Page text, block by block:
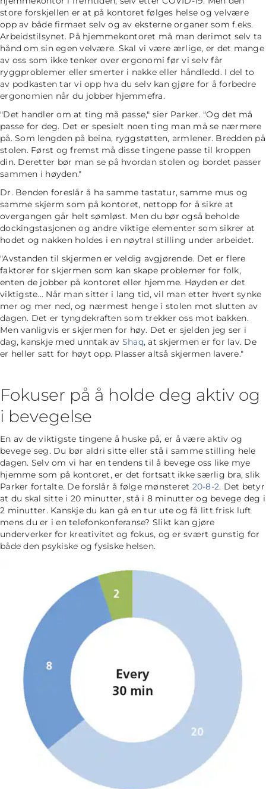
store forskjellen er at på kontoret følges helse og velvære
opp av både firmaet selv og av eksterne organer som f.eks.
Arbeidstilsynet. På hjemmekontoret må man derimot selv ta
hånd om sin egen velvære. Skal vi være ærlige, er det mange
av oss som ikke tenker over ergonomi før vi selv får
ryggproblemer eller smerter i nakke eller håndledd. I del to
av podkasten tar vi opp hva du selv kan gjøre for å forbedre
ergonomien når du jobber hjemmefra.
"Det handler om at ting må passe," sier Parker. "Og det må
passe for deg. Det er spesielt noen ting man må se nærmere
på. Som lengden på beina, ryggstøtten, armlener. Bredden på
stolen. Først og fremst må disse tingene passe til kroppen
din. Deretter bør man se på hvordan stolen og bordet passer
sammen i høyden."
Dr. Benden foreslår å ha samme tastatur, samme mus og
samme skjerm som på kontoret, nettopp for å sikre at
overgangen går helt sømløst. Men du bør også beholde
dockingstasjonen og andre viktige elementer som sikrer at
hodet og nakken holdes i en nøytral stilling under arbeidet.
"Avstanden til skjermen er veldig avgjørende. Det er flere
faktorer for skjermen som kan skape problemer for folk,
enten de jobber på kontoret eller hjemme. Høyden er det
viktigste... Når man sitter i lang tid, vil man etter hvert synke
mer og mer ned, og nærmest henge i stolen mot slutten av
dagen. Det er tyngdekraften som trekker oss mot bakken.
Men vanligvis er skjermen for høy. Det er sjelden jeg ser i
dag, kanskje med unntak av Shaq, at skjermen er for lav. De
er heller satt for høyt opp. Plasser altså skjermen lavere."
Fokuser på å holde deg aktiv og
i bevegelse
En av de viktigste tingene å huske på, er å være aktiv og
bevege seg. Du bør aldri sitte eller stå i samme stilling hele
dagen. Selv om vi har en tendens til å bevege oss like mye
hjemme som på kontoret, er det fortsatt ikke særlig bra, slik
Parker fortalte. De forslår å følge mønsteret 20-8-2. Det betyr
at du skal sitte i 20 minutter, stå i 8 minutter og bevege deg i
2 minutter. Kanskje du kan gå en tur ute og få litt frisk luft
mens du er i en telefonkonferanse? Slikt kan gjøre
underverker for kreativitet og fokus, og er svært gunstig for
både den psykiske og fysiske helsen.